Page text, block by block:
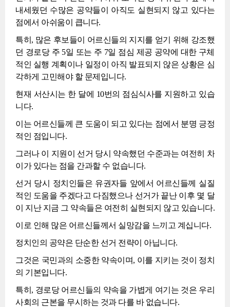
내세웠던 수많은 공약들이 아직도 실현되지 않고 있다는
점에서 아쉬움이 큽니다.
특히, 많은 후보들이 어르신들의 지지를 얻기 위해 강조했
던 경로당 주 5일 또는 주 7일 점심 제공 공약에 대한 구체
적인 실행 계획이나 일정이 아직 발표되지 않은 상황은 심
각하게 고민해야 할 문제입니다.
현재 서산시는 한 달에 10번의 점심식사를 지원하고 있습
니다.
이는 어르신들께 큰 도움이 되고 있다는 점에서 분명 긍정
적인 점입니다.
그러나 이 지원이 선거 당시 약속했던 수준과는 여전히 차
이가 있다는 점을 간과할 수 없습니다.
선거 당시 정치인들은 유권자들 앞에서 어르신들께 실질
적인 도움을 주겠다고 다짐했으나 선거가 끝난 이후 몇 달
이 지난 지금 그 약속들은 여전히 실현되지 않고 있습니다.
이로 인해 많은 어르신들께서 실망감을 느끼고 계십니다.
정치인의 공약은 단순한 선거 전략이 아닙니다.
그것은 국민과의 소중한 약속이며, 이를 지키는 것이 정치
의 기본입니다.
특히, 경로당 어르신들의 약속을 가볍게 여기는 것은 우리
사회의 근본을 무시하는 것과 다를 바 없습니다.